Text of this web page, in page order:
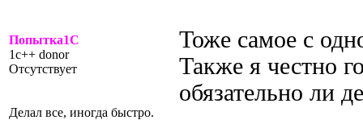
Попытка1С
1c++ donor
Отсутствует
Делал все, иногда быстро.
Тоже самое с
Также я честно
обязательно ли